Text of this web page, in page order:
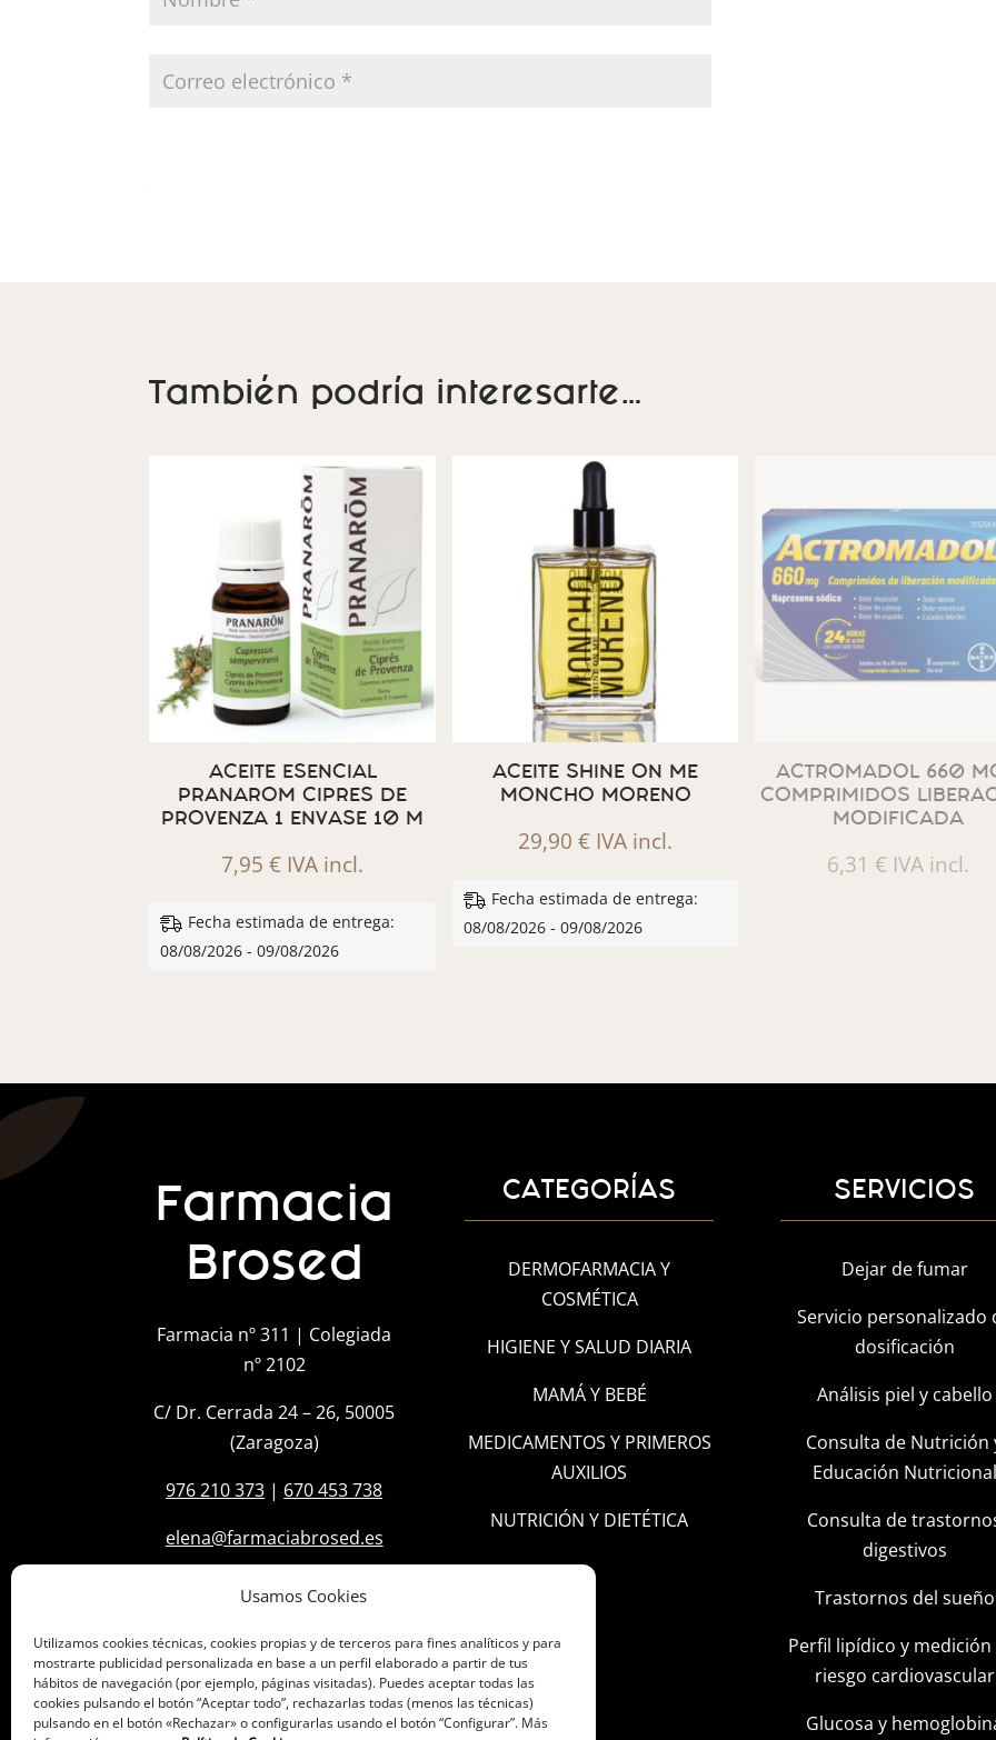
Usamos Cookies
Utilizamos cookies técnicas, cookies propias y de terceros para fines analíticos y para
mostrarte publicidad personalizada en base a un perfil elaborado a partir de tus
hábitos de navegación (por ejemplo, páginas visitadas). Puedes aceptar todas las
cookies pulsando el botón “Aceptar todo”, rechazarlas todas (menos las técnicas)
pulsando en el botón «Rechazar» o configurarlas usando el botón “Configurar”. Más
También podría interesarte…
ACEITE ESENCIAL
PRANAROM CIPRES DE
PROVENZA 1 ENVASE 10 M
7,95€ IVA incl.
Fecha estimada de entrega:
08/08/2026 - 09/08/2026
ACEITE SHINE ON ME
MONCHO MORENO
29,90€ IVA incl.
Fecha estimada de entrega:
08/08/2026 - 09/08/2026
ACTROMADOL 660
COMPRIMIDOS
MODIFICADA
6,31€ IVA incl.
Farmacia
Brosed
Farmacia nº 311 | Colegiada
nº 2102
C/ Dr. Cerrada 24 – 26, 50005
(Zaragoza)
976 210 373 | 670 453 738
elena@farmaciabrosed.es
CATEGORÍAS
DERMOFARMACIA Y
COSMÉTICA
HIGIENE Y SALUD DIARIA
MAMÁ Y BEBÉ
MEDICAMENTOS Y PRIMEROS
AUXILIOS
NUTRICIÓN Y DIETÉTICA
SERVICIOS
Dejar de fumar
Servicio personalizado
dosificación
Análisis piel y cabello
Consulta de Nutrición
Educación Nutricional
Consulta de
digestivos
Trastornos del sueño
Perfil lipídico y medición
riesgo cardiovascular
Glucosa y